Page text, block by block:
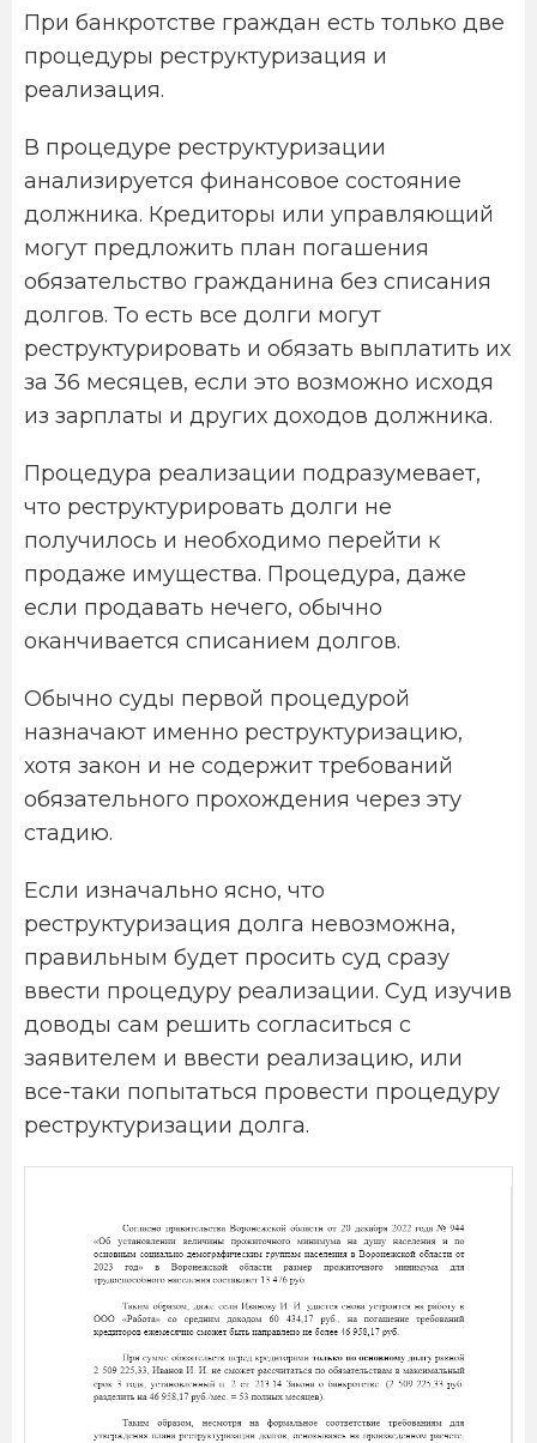
При банкротстве граждан есть только две
процедуры реструктуризация и
реализация.
В процедуре реструктуризации
анализируется финансовое состояние
должника. Кредиторы или управляющий
могут предложить план погашения
обязательство гражданина без списания
долгов. То есть все долги могут
реструктурировать и обязать выплатить их
за 36 месяцев, если это возможно исходя
из зарплаты и других доходов должника.
Процедура реализации подразумевает,
что реструктурировать долги не
получилось и необходимо перейти к
продаже имущества. Процедура, даже
если продавать нечего, обычно
оканчивается списанием долгов.
Обычно суды первой процедурой
назначают именно реструктуризацию,
хотя закон и не содержит требований
обязательного прохождения через эту
стадию.
Если изначально ясно, что
реструктуризация долга невозможна,
правильным будет просить суд сразу
ввести процедуру реализации. Суд изучив
доводы сам решить согласиться с
заявителем и ввести реализацию, или
все-таки попытаться провести процедуру
реструктуризации долга.